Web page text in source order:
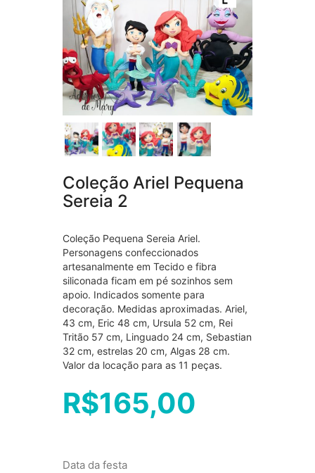
Coleção Ariel Pequena
Sereia 2
Coleção Pequena Sereia Ariel.
Personagens confeccionados
artesanalmente em Tecido e fibra
siliconada ficam em pé sozinhos sem
apoio. Indicados somente para
decoração. Medidas aproximadas. Ariel,
43 cm, Eric 48 cm, Ursula 52 cm, Rei
Tritão 57 cm, Linguado 24 cm, Sebastian
32 cm, estrelas 20 cm, Algas 28 cm.
Valor da locação para as 11 peças.
R$165,00
Data da festa